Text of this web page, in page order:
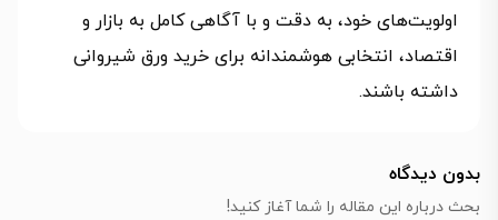
اولویت‌های خود، به دقت و با آگاهی کامل به بازار و
اقتصاد، انتخابی هوشمندانه برای خرید ورق شیروانی
داشته باشند.
بدون دیدگاه
بحث درباره این مقاله را شما آغاز کنید!